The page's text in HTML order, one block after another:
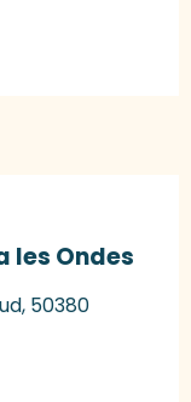
les Ondes
50380